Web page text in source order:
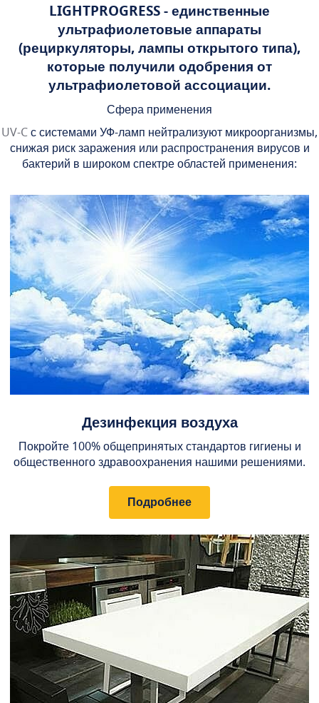
LIGHTPROGRESS - единственные
ультрафиолетовые аппараты
(рециркуляторы, лампы открытого типа),
которые получили одобрения от
ультрафиолетовой ассоциации.
Сфера применения
UV-Cс системами УФ-ламп нейтрализуют микроорганизмы,
снижая риск заражения или распространения вирусов и
бактерий в широком спектре областей применения:
Дезинфекция воздуха
Покройте 100% общепринятых стандартов гигиены и
общественного здравоохранения нашими решениями.
Подробнее